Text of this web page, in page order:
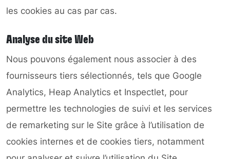
les cookies au cas par cas.
Analyse du site Web
Nous pouvons également nous associer à des
fournisseurs tiers sélectionnés, tels que Google
Analytics, Heap Analytics et Inspectlet, pour
permettre les technologies de suivi et les services
de remarketing sur le Site grâce à l’utilisation de
cookies internes et de cookies tiers, notamment